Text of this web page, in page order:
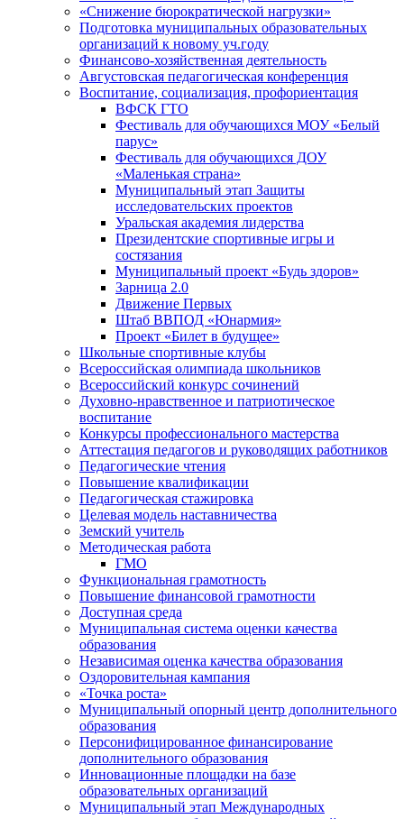
«Снижение бюрократической нагрузки»
Подготовка муниципальных образовательных
организаций к новому уч.году
Финансово-хозяйственная деятельность
Августовская педагогическая конференция
Воспитание, социализация, профориентация
ВФСК ГТО
Фестиваль для обучающихся МОУ «Белый
парус»
Фестиваль для обучающихся ДОУ
«Маленькая страна»
Муниципальный этап Защиты
исследовательских проектов
Уральская академия лидерства
Президентские спортивные игры и
состязания
Муниципальный проект «Будь здоров»
Зарница 2.0
Движение Первых
Штаб ВВПОД «Юнармия»
Проект «Билет в будущее»
Школьные спортивные клубы
Всероссийская олимпиада школьников
Всероссийский конкурс сочинений
Духовно-нравственное и патриотическое
воспитание
Конкурсы профессионального мастерства
Аттестация педагогов и руководящих работников
Педагогические чтения
Повышение квалификации
Педагогическая стажировка
Целевая модель наставничества
Земский учитель
Методическая работа
ГМО
Функциональная грамотность
Повышение финансовой грамотности
Доступная среда
Муниципальная система оценки качества
образования
Независимая оценка качества образования
Оздоровительная кампания
«Точка роста»
Муниципальный опорный центр дополнительного
образования
Персонифицированное финансирование
дополнительного образования
Инновационные площадки на базе
образовательных организаций
Муниципальный этап Международных